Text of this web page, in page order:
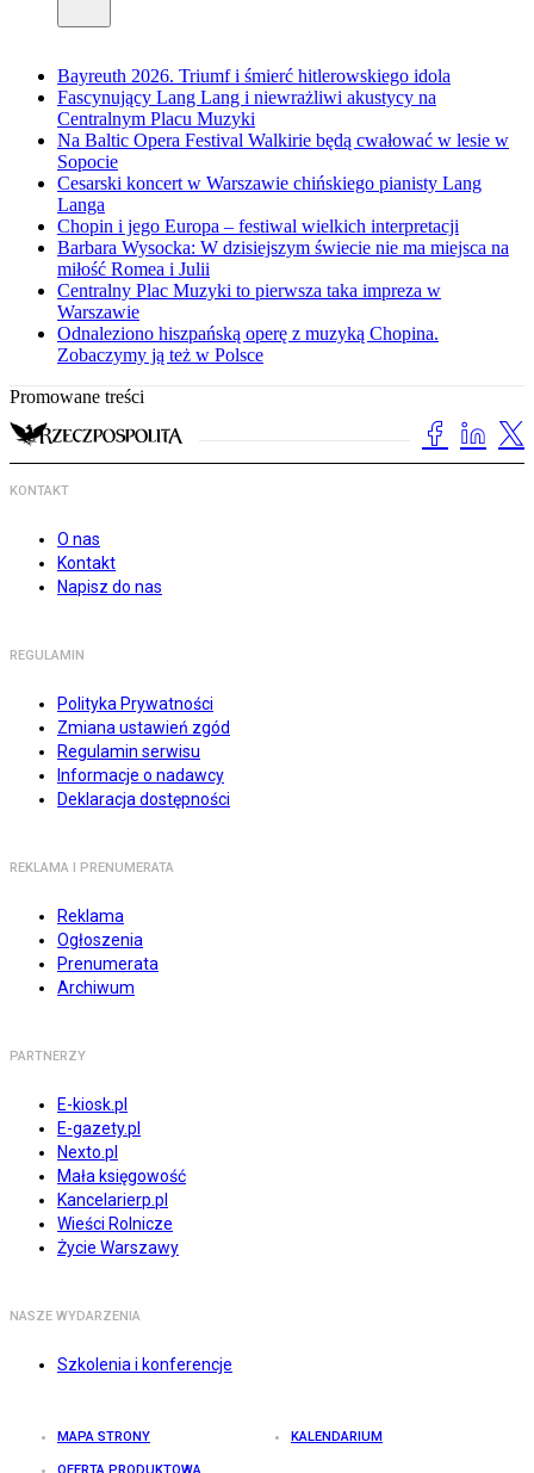
Bayreuth 2026. Triumf i śmierć hitlerowskiego idola
Fascynujący Lang Lang i niewrażliwi akustycy na
Centralnym Placu Muzyki
Na Baltic Opera Festival Walkirie będą cwałować w lesie w
Sopocie
Cesarski koncert w Warszawie chińskiego pianisty Lang
Langa
Chopin i jego Europa – festiwal wielkich interpretacji
Barbara Wysocka: W dzisiejszym świecie nie ma miejsca na
miłość Romea i Julii
Centralny Plac Muzyki to pierwsza taka impreza w
Warszawie
Odnaleziono hiszpańską operę z muzyką Chopina.
Zobaczymy ją też w Polsce
Promowane treści
KONTAKT
O nas
Kontakt
Napisz do nas
REGULAMIN
Polityka Prywatności
Zmiana ustawień zgód
Regulamin serwisu
Informacje o nadawcy
Deklaracja dostępności
REKLAMA I PRENUMERATA
Reklama
Ogłoszenia
Prenumerata
Archiwum
PARTNERZY
E-kiosk.pl
E-gazety.pl
Nexto.pl
Mała księgowość
Kancelarierp.pl
Wieści Rolnicze
Życie Warszawy
NASZE WYDARZENIA
Szkolenia i konferencje
MAPA STRONY KALENDARIUM